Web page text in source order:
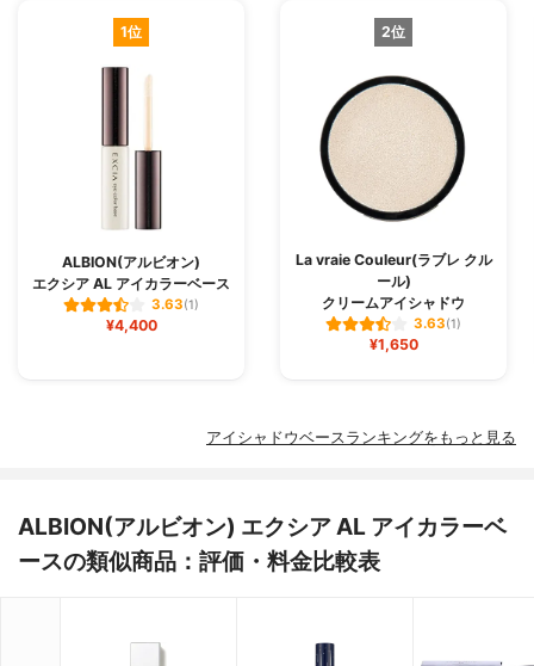
1位
ALBION(アルビオン)
エクシア AL アイカラーベース
3.63(1)
¥4,400
2位
La vraie Couleur(ラブレ クル
ール)
クリームアイシャドウ
3.63(1)
¥1,650
アイシャドウベースランキングをもっと見る
ALBION(アルビオン) エクシア AL アイカラーベ
ースの類似商品：評価・料金比較表